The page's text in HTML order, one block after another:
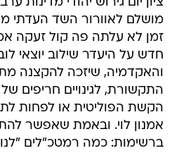
מושלם לאוורור השד העדתי
זמן לא עלתה פה קול זעקה
חדש על היעדר שילוב יוצאי
והאקדמיה, שיזכה להקצנה
התקשורת, לגינויים חריפים
הקשת הפוליטית או לפחות
אמנון לוי. ובאמת שאפשר
ברשימות: כמה רמטכ"לים